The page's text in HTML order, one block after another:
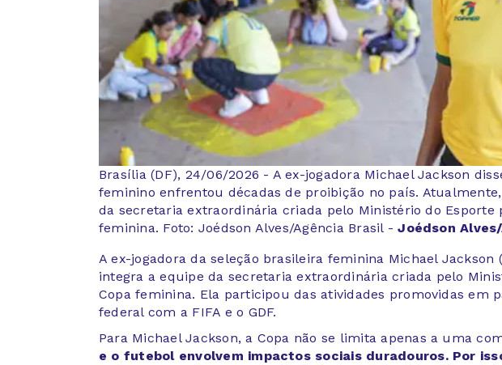
Brasília (DF), 24/06/2026 - A ex-jogadora Michael Jackson
feminino enfrentou décadas de proibição no país.
da secretaria extraordinária criada pelo Ministério do Esporte
feminina. Foto: Joédson Alves/Agência Brasil -Joédson
A ex-jogadora da seleção brasileira feminina Michael Jackson
integra a equipe da secretaria extraordinária criada pelo
Copa feminina. Ela participou das atividades promovidas em
federal com a FIFA e o GDF.
Para Michael Jackson, a Copa não se limita apenas a uma
e o futebol envolvem impactos sociais duradouros. Por